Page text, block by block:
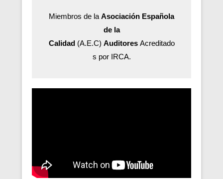
Miembros de la Asociación Española
de la
Calidad(A.E.C) AuditoresAcreditado
s por IRCA.